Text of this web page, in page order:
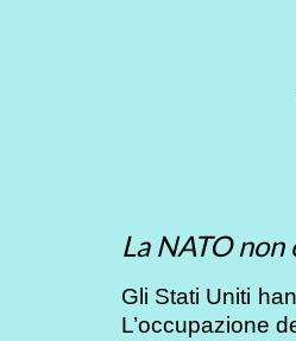
La NATO non
Gli Stati Uniti
L’occupazione